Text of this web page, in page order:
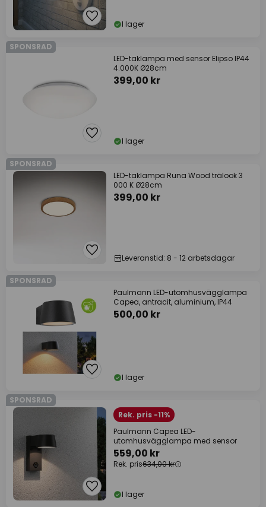
I lager
SPONSRAD
LED-taklampa med sensor Elipso IP44
4.000K Ø28cm
399,00 kr
I lager
SPONSRAD
LED-taklampa Runa Wood trälook 3
000 K Ø28cm
399,00 kr
Leveranstid: 8 - 12 arbetsdagar
SPONSRAD
Paulmann LED-utomhusvägglampa
Capea, antracit, aluminium, IP44
500,00 kr
I lager
SPONSRAD
Rek. pris -11%
Paulmann Capea LED-
utomhusvägglampa med sensor
559,00 kr
Rek. pris634,00 kr
I lager